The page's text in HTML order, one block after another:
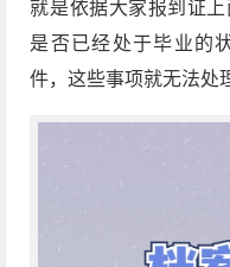
就是依据大家报到证
是否已经处于毕业的
件，这些事项就无法处